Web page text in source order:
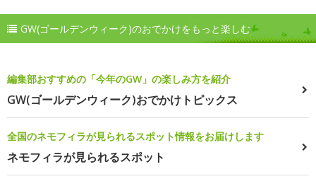
GW(ゴールデンウィーク)のおでかけをもっと楽しむ
編集部おすすめの「今年のGW」の楽しみ方を紹介
GW(ゴールデンウィーク)おでかけトピックス
全国のネモフィラが見られるスポット情報をお届けします
ネモフィラが見られるスポット